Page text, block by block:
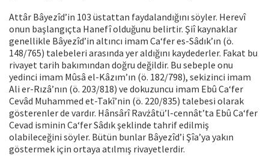
Attâr Bâyezîd’in 103 üstattan faydalandığını söyler. Herevî
onun başlangıçta Hanefî olduğunu belirtir. Şiî kaynaklar
genellikle Bâyezîd’in altıncı imam Ca‘fer es-Sâdık’ın (ö.
148/765) talebeleri arasında yer aldığını kaydederler. Fakat bu
rivayet tarih bakımından doğru değildir. Bu sebeple onu
yedinci imam Mûsâ el-Kâzım’ın (ö. 182/798), sekizinci imam
Ali er-Rızâ’nın (ö. 203/818) ve dokuzuncu imam Ebû Ca‘fer
Cevâd Muhammed et-Takī’nin (ö. 220/835) talebesi olarak
gösterenler de vardır. Hânsârî Ravżâtü’l-cennât’ta Ebû Ca‘fer
Cevad isminin Ca‘fer Sâdık şeklinde tahrif edilmiş
olabileceğini söyler. Bütün bunlar Bâyezîd’i Şîa’ya yakın
göstermek için ortaya atılmış rivayetlerdir.